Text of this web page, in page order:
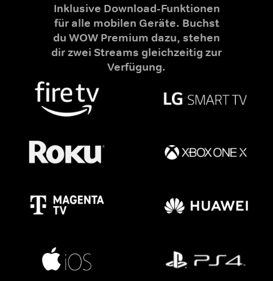
Inklusive Download-Funktionen
für alle mobilen Geräte. Buchst
du WOW Premium dazu, stehen
dir zwei Streams gleichzeitig zur
Verfügung.